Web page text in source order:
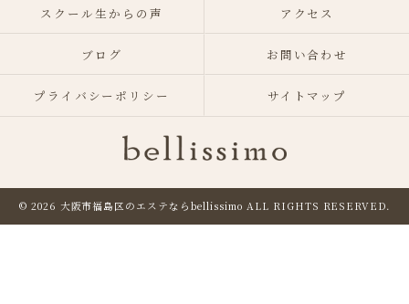
スクール生からの声 アクセス
ブログ お問い合わせ
プライバシーポリシー サイトマップ
© 2026 大阪市福島区のエステならbellissimo ALL RIGHTS RESERVED.